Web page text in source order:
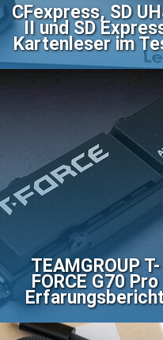
CFexpress, SD
II und SD
Kartenleser im
TEAMGROUP T-
FORCE G70 Pro